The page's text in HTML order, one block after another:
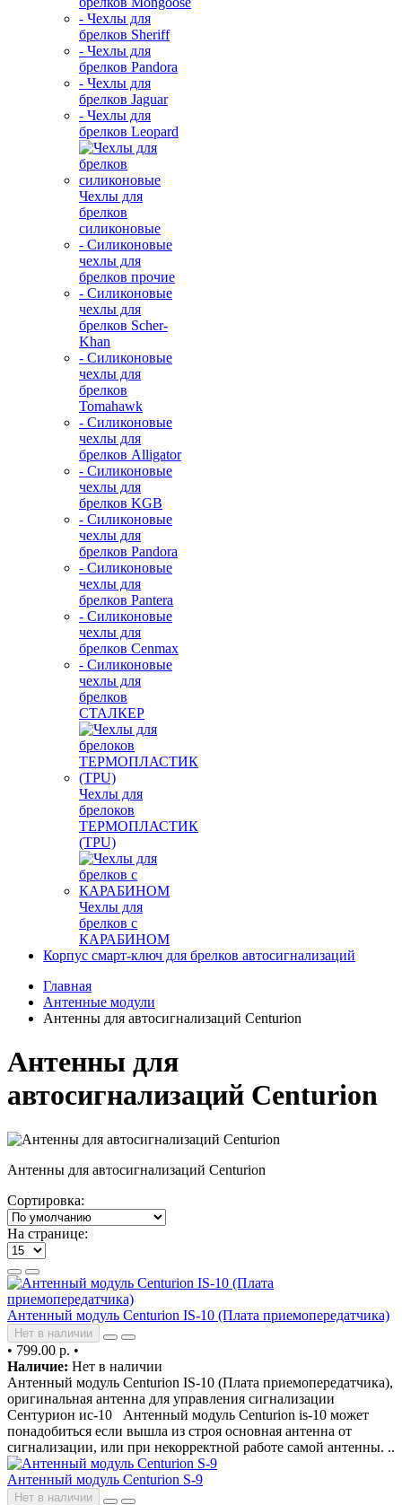
- Чехлы для
брелков Sheriff
- Чехлы для
брелков Pandora
- Чехлы для
брелков Jaguar
- Чехлы для
брелков Leopard
Чехлы для
брелков
силиконовые
- Силиконовые
чехлы для
брелков прочие
- Силиконовые
чехлы для
брелков Scher-
Khan
- Силиконовые
чехлы для
брелков
Tomahawk
- Силиконовые
чехлы для
брелков Alligator
- Силиконовые
чехлы для
брелков KGB
- Силиконовые
чехлы для
брелков Pandora
- Силиконовые
чехлы для
брелков Pantera
- Силиконовые
чехлы для
брелков Cenmax
- Силиконовые
чехлы для
брелков
СТАЛКЕР
Чехлы для
брелоков
ТЕРМОПЛАСТИК
(TPU)
Чехлы для
брелков с
КАРАБИНОМ
Корпус смарт-ключ для брелков автосигнализаций
Главная
Антенные модули
Антенны для автосигнализаций Centurion
Антенны для
автосигнализаций Centurion
Антенны для автосигнализаций Centurion
Сортировка:
На странице:
Антенный модуль Centurion IS-10 (Плата приемопередатчика)
Нет в наличии
• 799.00 р. •
Наличие: Нет в наличии
Антенный модуль Centurion IS-10 (Плата приемопередатчика),
оригинальная антенна для управления сигнализации
Сентурион ис-10 Антенный модуль Centurion is-10 может
понадобиться если вышла из строя основная антенна от
сигнализации, или при некорректной работе самой антенны. ..
Антенный модуль Centurion S-9
Нет в наличии